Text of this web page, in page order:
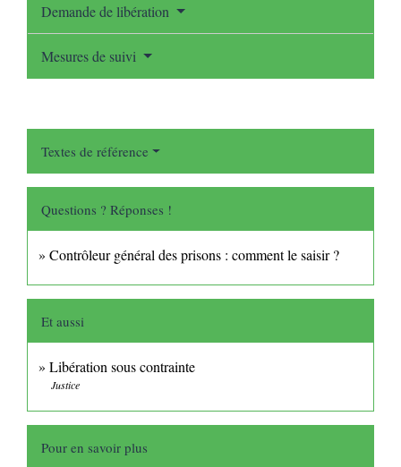
Demande de libération
Mesures de suivi
Textes de référence
Questions ? Réponses !
Contrôleur général des prisons : comment le saisir ?
Et aussi
Libération sous contrainte
Justice
Pour en savoir plus